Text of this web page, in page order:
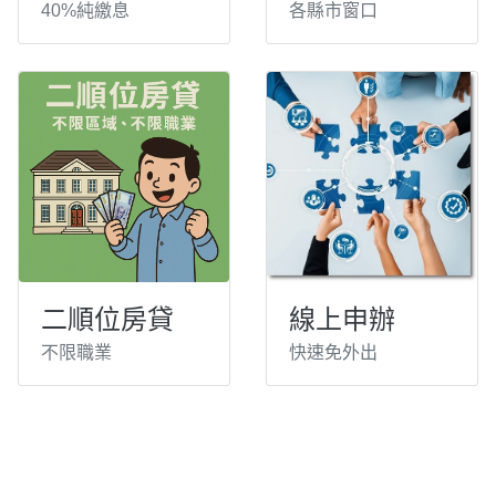
40%純繳息 各縣市窗口
二順位房貸
不限職業
線上申辦
快速免外出